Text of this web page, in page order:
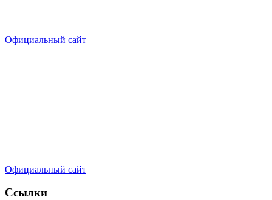
Официальный сайт
Официальный сайт
Ссылки